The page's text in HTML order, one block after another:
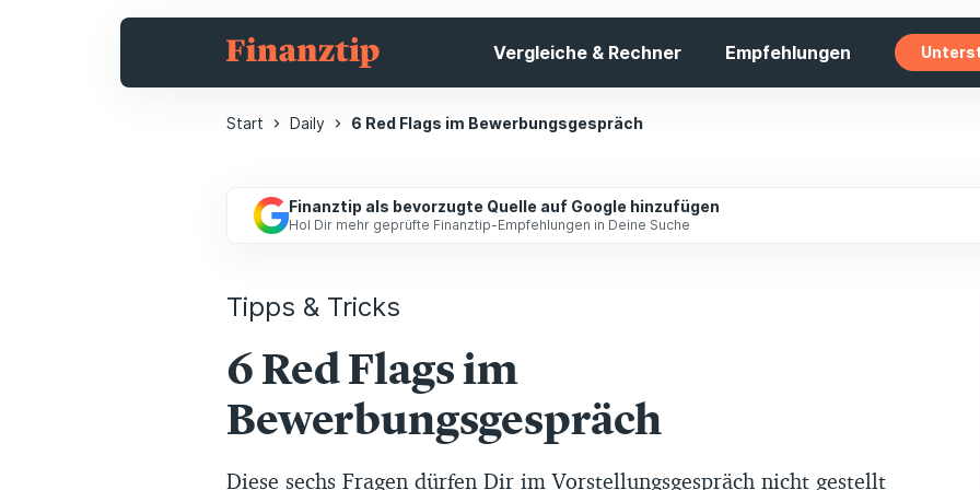
Vergleiche & Rechner Empfehlungen
Start Daily 6 Red Flags im Bewerbungsgespräch
Finanztip als bevorzugte Quelle auf Google hinzufügen
Hol Dir mehr geprüfte Finanztip-Empfehlungen in Deine Suche
Tipps & Tricks
6 Red Flags im
Bewerbungsgespräch
Diese sechs Fragen dürfen Dir im Vorstellungsgespräch nicht gestellt